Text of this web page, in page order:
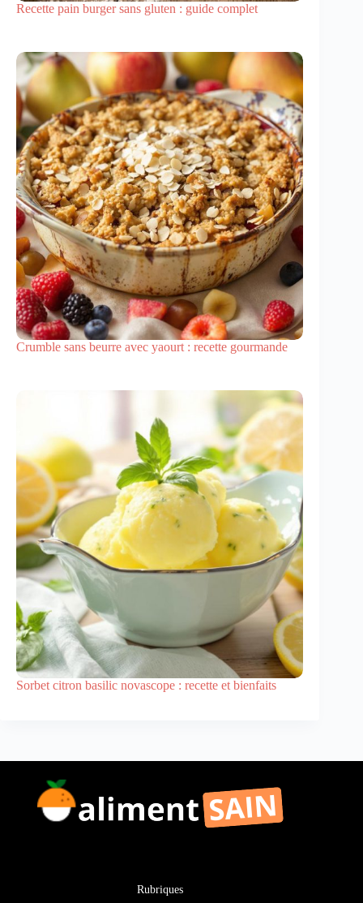
Recette pain burger sans gluten : guide complet
Crumble sans beurre avec yaourt : recette gourmande
Sorbet citron basilic novascope : recette et bienfaits
Rubriques